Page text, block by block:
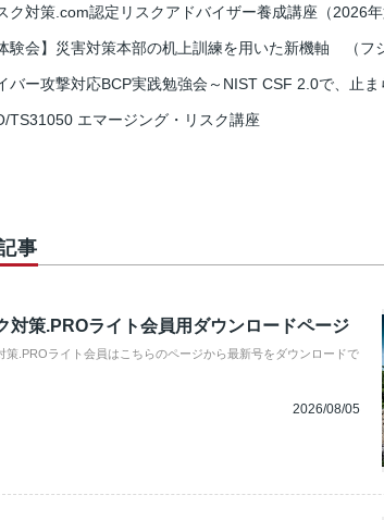
ク対策.com認定リスクアドバイザー養成講座（2026
体験会】災害対策本部の机上訓練を用いた新機軸 （フ
バー攻撃対応BCP実践勉強会～NIST CSF 2.0で、止ま
TS31050 エマージング・リスク講座
事
対策.PROライト会員用ダウンロードページ
策.PROライト会員はこちらのページから最新号をダウンロードで
2026/08/05